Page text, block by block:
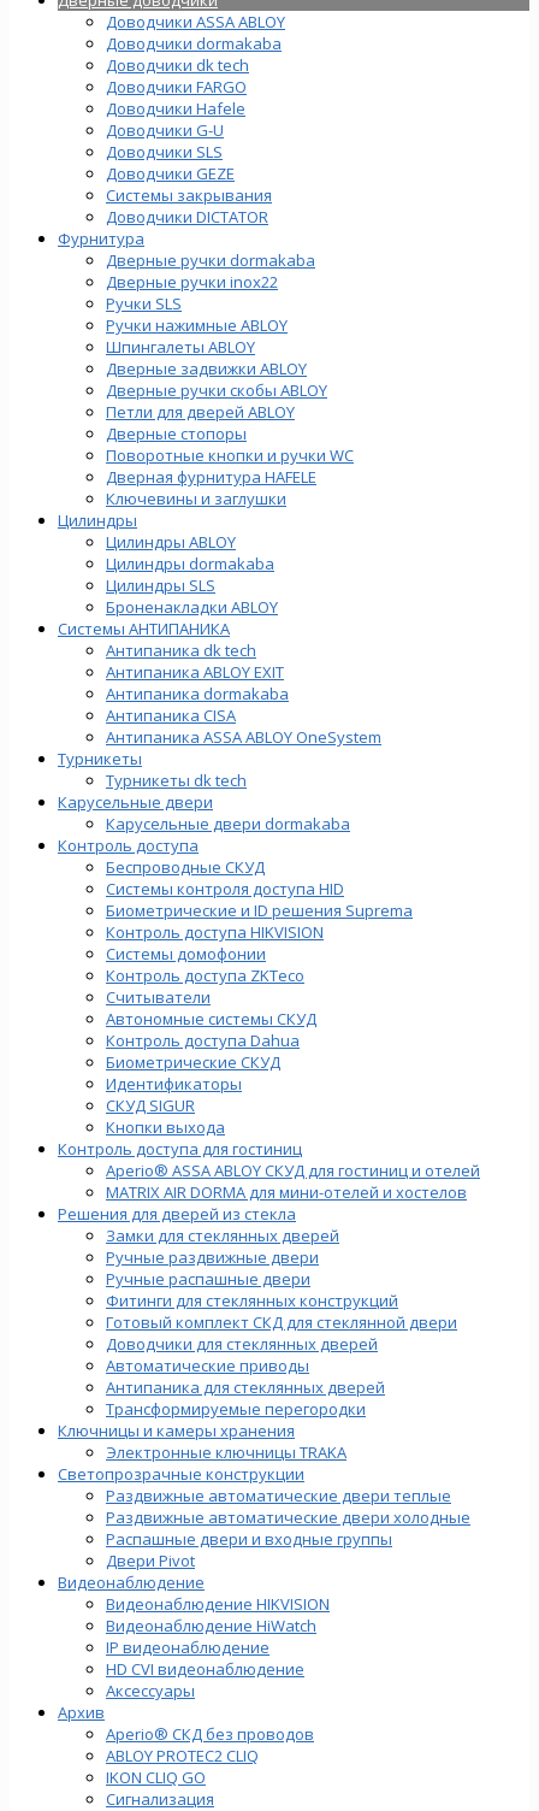
Доводчики ASSA ABLOY
Доводчики dormakaba
Доводчики dk tech
Доводчики FARGO
Доводчики Hafele
Доводчики G-U
Доводчики SLS
Доводчики GEZE
Cистемы закрывания
Доводчики DICTATOR
Фурнитура
Дверные ручки dormakaba
Дверные ручки inox22
Ручки SLS
Ручки нажимные ABLOY
Шпингалеты ABLOY
Дверные задвижки ABLOY
Дверные ручки скобы ABLOY
Петли для дверей ABLOY
Дверные стопоры
Поворотные кнопки и ручки WC
Дверная фурнитура HAFELE
Ключевины и заглушки
Цилиндры
Цилиндры ABLOY
Цилиндры dormakaba
Цилиндры SLS
Броненакладки ABLOY
Системы АНТИПАНИКА
Антипаника dk tech
Антипаника ABLOY EXIT
Антипаника dormakaba
Антипаника СISA
Антипаника ASSA ABLOY OneSystem
Турникеты
Турникеты dk tech
Карусельные двери
Карусельные двери dormakaba
Контроль доступа
Беспроводные СКУД
Системы контроля доступа HID
Биометрические и ID решения Suprema
Контроль доступа HIKVISION
Системы домофонии
Контроль доступа ZKTeco
Считыватели
Автономные системы СКУД
Контроль доступа Dahua
Биометрические СКУД
Идентификаторы
СКУД SIGUR
Кнопки выхода
Контроль доступа для гостиниц
Aperio® ASSA ABLOY СКУД для гостиниц и отелей
MATRIX AIR DORMA для мини-отелей и хостелов
Решения для дверей из стекла
Замки для стеклянных дверей
Ручные раздвижные двери
Ручные распашные двери
Фитинги для стеклянных конструкций
Готовый комплект СКД для стеклянной двери
Доводчики для стеклянных дверей
Автоматические приводы
Антипаника для стеклянных дверей
Трансформируемые перегородки
Ключницы и камеры хранения
Электронные ключницы TRAKA
Светопрозрачные конструкции
Раздвижные автоматические двери теплые
Раздвижные автоматические двери холодные
Распашные двери и входные группы
Двери Pivot
Видеонаблюдение
Видеонаблюдение HIKVISION
Видеонаблюдение HiWatch
IP видеонаблюдение
HD CVI видеонаблюдение
Аксессуары
Архив
Aperio® СКД без проводов
ABLOY PROTEC2 CLIQ
IKON CLIQ GO
Сигнализация